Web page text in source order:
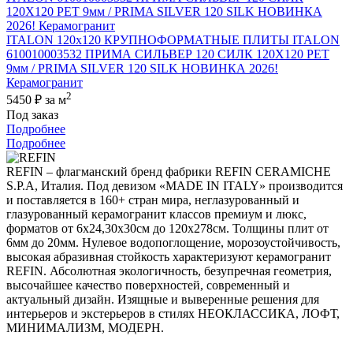
ITALON 120x120 КРУПНОФОРМАТНЫЕ ПЛИТЫ ITALON
610010003532 ПРИМА СИЛЬВЕР 120 СИЛК 120Х120 РЕТ
9мм / PRIMA SILVER 120 SILK НОВИНКА 2026!
Керамогранит
5450 ₽ за м2
Под заказ
Подробнее
Подробнее
REFIN – флагманский бренд фабрики REFIN CERAMICHE
S.P.A, Италия. Под девизом «MADE IN ITALY» производится
и поставляется в 160+ стран мира, неглазурованный и
глазурованный керамогранит классов премиум и люкс,
форматов от 6х24,30х30см до 120х278см. Толщины плит от
6мм до 20мм. Нулевое водопоглощение, морозоустойчивость,
высокая абразивная стойкость характеризуют керамогранит
REFIN. Абсолютная экологичность, безупречная геометрия,
высочайшее качество поверхностей, современный и
актуальный дизайн. Изящные и выверенные решения для
интерьеров и экстерьеров в стилях НЕОКЛАССИКА, ЛОФТ,
МИНИМАЛИЗМ, МОДЕРН.